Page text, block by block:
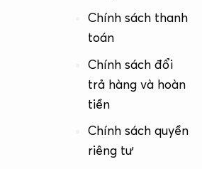
Chính sách thanh
toán
Chính sách đổi
trả hàng và hoàn
tiền
Chính sách quyền
riêng tư